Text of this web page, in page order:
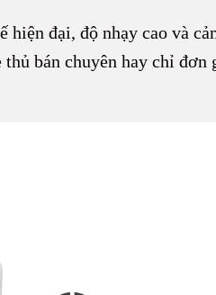
hiện đại, độ nhạy cao và
bán chuyên hay chỉ